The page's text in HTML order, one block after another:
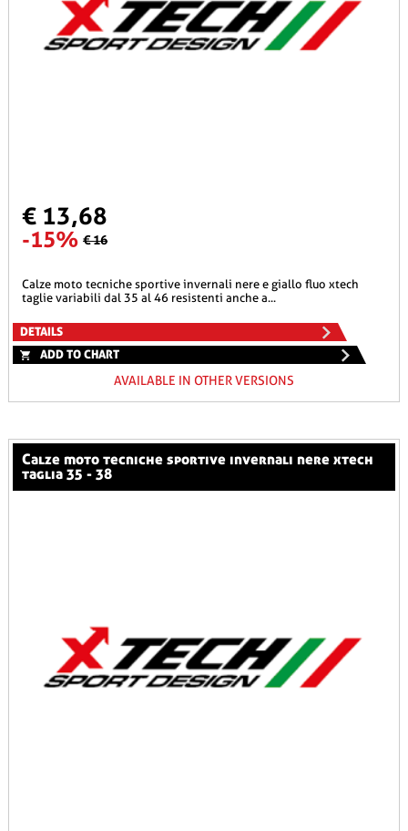
€ 13,68
-15% € 16
calze moto tecniche sportive invernali nere e giallo fluo xtech
taglie variabili dal 35 al 46 resistenti anche a...
DETAILS
ADD TO CHART
AVAILABLE IN OTHER VERSIONS
calze moto tecniche sportive invernali nere xtech
taglia 35 - 38